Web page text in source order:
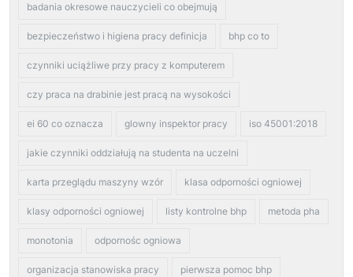
badania okresowe nauczycieli co obejmują
bezpieczeństwo i higiena pracy definicja bhp co to
czynniki uciążliwe przy pracy z komputerem
czy praca na drabinie jest pracą na wysokości
ei 60 co oznacza glowny inspektor pracy iso 45001:2018
jakie czynniki oddziałują na studenta na uczelni
karta przeglądu maszyny wzór klasa odporności ogniowej
klasy odporności ogniowej listy kontrolne bhp metoda pha
monotonia odpornośc ogniowa
organizacja stanowiska pracy pierwsza pomoc bhp